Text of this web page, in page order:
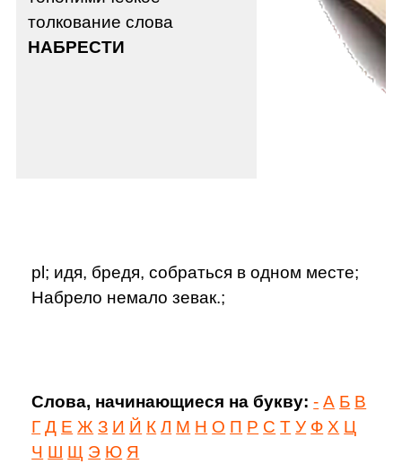
толкование слова
НАБРЕСТИ
pl; идя, бредя, собраться в одном месте;
Набрело немало зевак.;
Слова, начинающиеся на букву: - А Б В
Г Д Е Ж З И Й К Л М Н О П Р С Т У Ф Х Ц
Ч Ш Щ Э Ю Я